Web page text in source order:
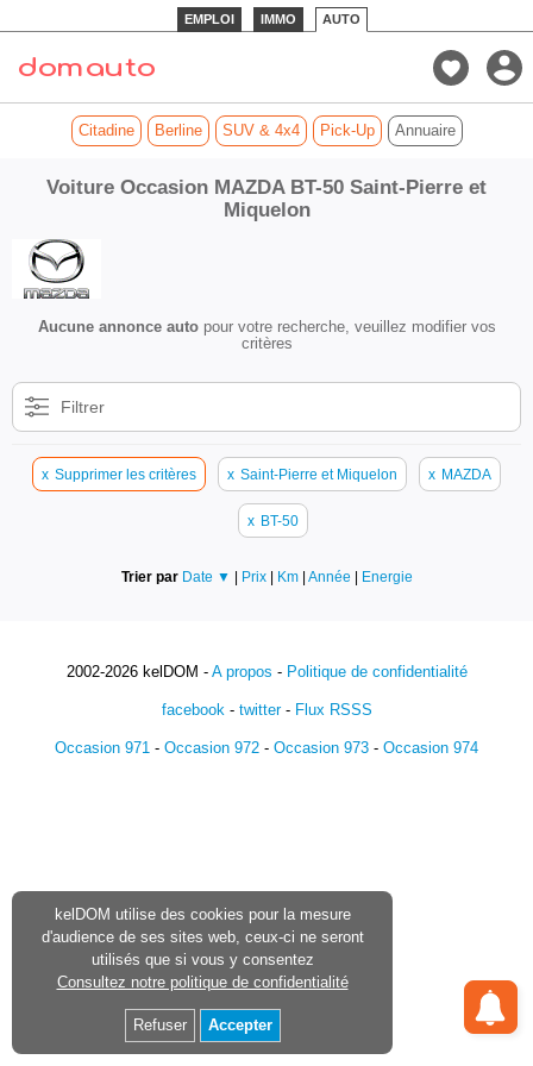
EMPLOI IMMO AUTO
Citadine Berline SUV & 4x4 Pick-Up Annuaire
Voiture Occasion MAZDA BT-50 Saint-Pierre et
Miquelon
Aucune annonce autopour votre recherche, veuillez modifier vos
critères
Filtrer
x Supprimer les critères x Saint-Pierre et Miquelon x MAZDA
x BT-50
Trier par Date ▼ | Prix | Km | Année | Energie
2002-2026 kelDOM - A propos - Politique de confidentialité
facebook- twitter- Flux RSSS
Occasion 971 - Occasion 972 - Occasion 973 - Occasion 974
kelDOM utilise des cookies pour la mesure
d'audience de ses sites web, ceux-ci ne seront
utilisés que si vous y consentez
Consultez notre politique de confidentialité
Refuser Accepter